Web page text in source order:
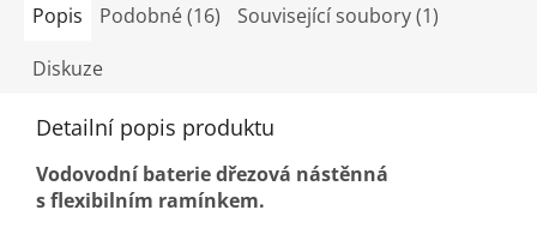
Popis Podobné (16)
Související soubory (1)
Diskuze
Detailní popis produktu
Vodovodní baterie dřezová nástěnná
s flexibilním ramínkem.